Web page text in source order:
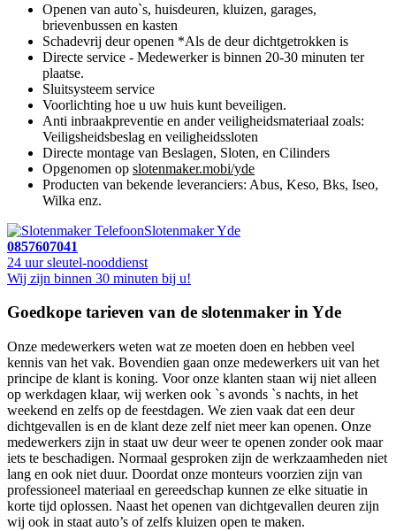
Openen van auto`s, huisdeuren, kluizen, garages,
brievenbussen en kasten
Schadevrij deur openen *Als de deur dichtgetrokken is
Directe service - Medewerker is binnen 20-30 minuten ter
plaatse.
Sluitsysteem service
Voorlichting hoe u uw huis kunt beveiligen.
Anti inbraakpreventie en ander veiligheidsmateriaal zoals:
Veiligsheidsbeslag en veiligheidssloten
Directe montage van Beslagen, Sloten, en Cilinders
Opgenomen op slotenmaker.mobi/yde
Producten van bekende leveranciers: Abus, Keso, Bks, Iseo,
Wilka enz.
Slotenmaker Yde
0857607041
24 uur sleutel-nooddienst
Wij zijn binnen 30 minuten bij u!
Goedkope tarieven van de slotenmaker in Yde
Onze medewerkers weten wat ze moeten doen en hebben veel
kennis van het vak. Bovendien gaan onze medewerkers uit van het
principe de klant is koning. Voor onze klanten staan wij niet alleen
op werkdagen klaar, wij werken ook `s avonds `s nachts, in het
weekend en zelfs op de feestdagen. We zien vaak dat een deur
dichtgevallen is en de klant deze zelf niet meer kan openen. Onze
medewerkers zijn in staat uw deur weer te openen zonder ook maar
iets te beschadigen. Normaal gesproken zijn de werkzaamheden niet
lang en ook niet duur. Doordat onze monteurs voorzien zijn van
professioneel materiaal en gereedschap kunnen ze elke situatie in
korte tijd oplossen. Naast het openen van dichtgevallen deuren zijn
wij ook in staat auto’s of zelfs kluizen open te maken.